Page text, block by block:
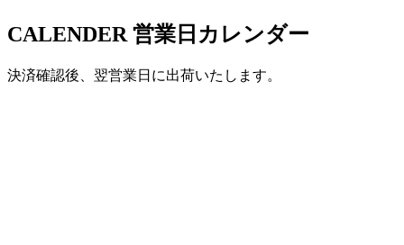
CALENDER 営業日カレンダー
決済確認後、翌営業日に出荷いたします。